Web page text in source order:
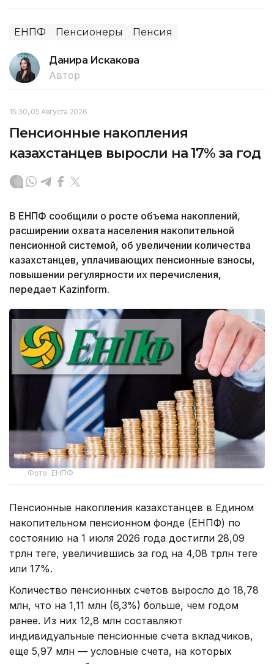
ЕНПФ Пенсионеры Пенсия
Данира Искакова
Автор
15:30, 05 Августа 2026
Пенсионные накопления
казахстанцев выросли на 17% за год
В ЕНПФ сообщили о росте объема накоплений,
расширении охвата населения накопительной
пенсионной системой, об увеличении количества
казахстанцев, уплачивающих пенсионные взносы,
повышении регулярности их перечисления,
передает Kazinform.
Фото: ЕНПФ
Пенсионные накопления казахстанцев в Едином
накопительном пенсионном фонде (ЕНПФ) по
состоянию на 1 июля 2026 года достигли 28,09
трлн теңге, увеличившись за год на 4,08 трлн теңге
или 17%.
Количество пенсионных счетов выросло до 18,78
млн, что на 1,11 млн (6,3%) больше, чем годом
ранее. Из них 12,8 млн составляют
индивидуальные пенсионные счета вкладчиков,
еще 5,97 млн — условные счета, на которых